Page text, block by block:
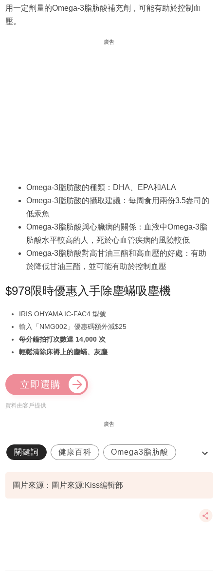
用一定劑量的Omega-3脂肪酸補充劑，可能有助於控制血
壓。
廣告
Omega-3脂肪酸的種類：DHA、EPA和ALA
Omega-3脂肪酸的攝取建議：每周食用兩份3.5盎司的
低汞魚
Omega-3脂肪酸與心臟病的關係：血液中Omega-3脂
肪酸水平較高的人，死於心血管疾病的風險較低
Omega-3脂肪酸對高甘油三酯和高血壓的好處：有助
於降低甘油三酯，並可能有助於控制血壓
$978限時優惠入手除塵蟎吸塵機
IRIS OHYAMA IC-FAC4 型號
輸入「NMG002」優惠碼額外減$25
每分鐘拍打次數達 14,000 次
輕鬆清除床褥上的塵蟎、灰塵
立即選購
資料由客戶提供
廣告
關鍵詞 健康百科 Omega3脂肪酸
圖片來源：圖片來源:Kiss編輯部